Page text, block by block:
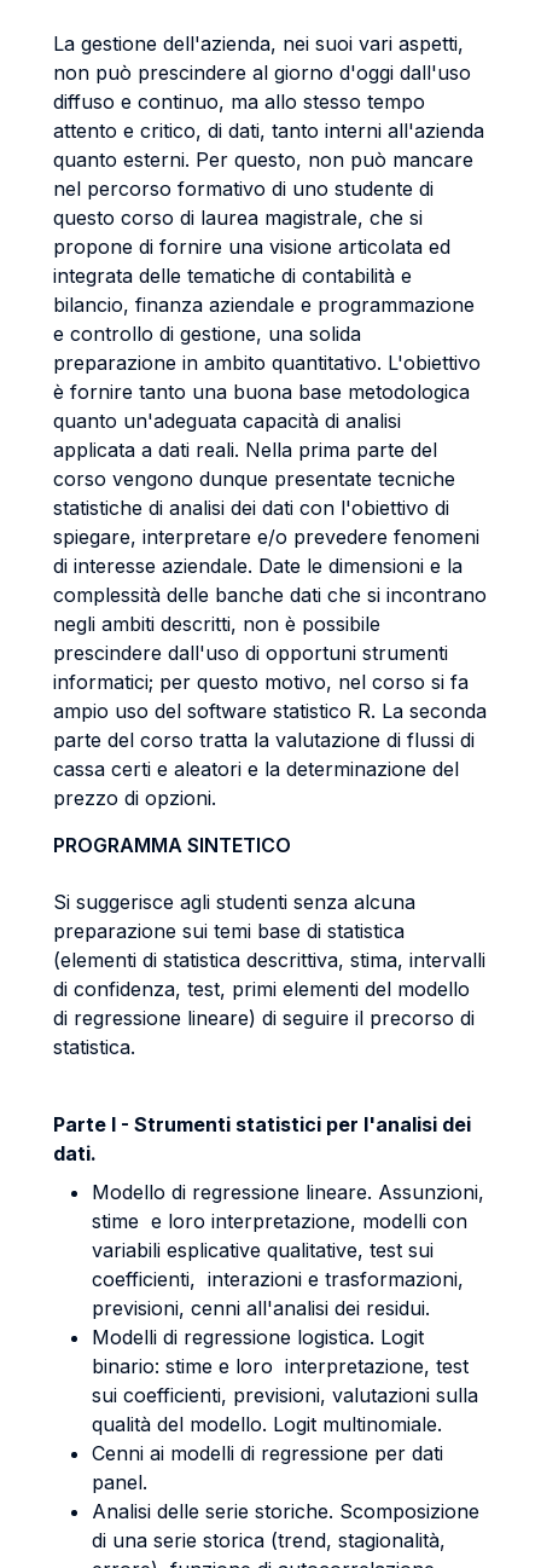
La gestione dell'azienda, nei suoi vari aspetti,
non può prescindere al giorno d'oggi dall'uso
diffuso e continuo, ma allo stesso tempo
attento e critico, di dati, tanto interni all'azienda
quanto esterni. Per questo, non può mancare
nel percorso formativo di uno studente di
questo corso di laurea magistrale, che si
propone di fornire una visione articolata ed
integrata delle tematiche di contabilità e
bilancio, finanza aziendale e programmazione
e controllo di gestione, una solida
preparazione in ambito quantitativo. L'obiettivo
è fornire tanto una buona base metodologica
quanto un'adeguata capacità di analisi
applicata a dati reali. Nella prima parte del
corso vengono dunque presentate tecniche
statistiche di analisi dei dati con l'obiettivo di
spiegare, interpretare e/o prevedere fenomeni
di interesse aziendale. Date le dimensioni e la
complessità delle banche dati che si incontrano
negli ambiti descritti, non è possibile
prescindere dall'uso di opportuni strumenti
informatici; per questo motivo, nel corso si fa
ampio uso del software statistico R. La seconda
parte del corso tratta la valutazione di flussi di
cassa certi e aleatori e la determinazione del
prezzo di opzioni.
PROGRAMMA SINTETICO
Si suggerisce agli studenti senza alcuna
preparazione sui temi base di statistica
(elementi di statistica descrittiva, stima, intervalli
di confidenza, test, primi elementi del modello
di regressione lineare) di seguire il precorso di
statistica.
Parte I - Strumenti statistici per l'analisi dei
dati.
Modello di regressione lineare. Assunzioni,
stime e loro interpretazione, modelli con
variabili esplicative qualitative, test sui
coefficienti, interazioni e trasformazioni,
previsioni, cenni all'analisi dei residui.
Modelli di regressione logistica. Logit
binario: stime e loro interpretazione, test
sui coefficienti, previsioni, valutazioni sulla
qualità del modello. Logit multinomiale.
Cenni ai modelli di regressione per dati
panel.
Analisi delle serie storiche. Scomposizione
di una serie storica (trend, stagionalità,